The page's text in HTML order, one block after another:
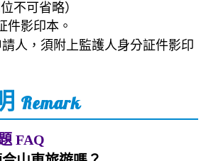
不可省略）
影印本。
人，須附上監護人身分証件影印
Remark
FAQ